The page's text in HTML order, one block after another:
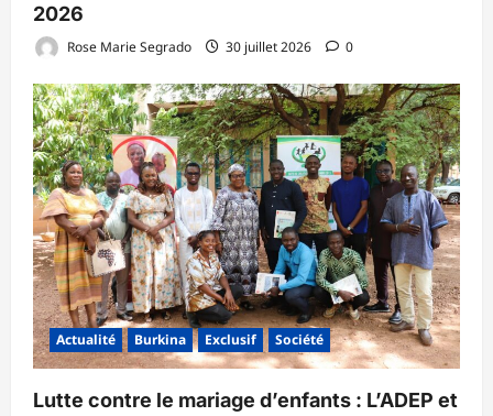
2026
Rose Marie Segrado 30 juillet 2026 0
Actualité Burkina Exclusif Société
Lutte contre le mariage d’enfants : L’ADEP et